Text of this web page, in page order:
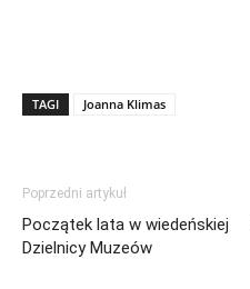
TAGI Joanna Klimas
Poprzedni artykuł
Początek lata w wiedeńskiej
Dzielnicy Muzeów